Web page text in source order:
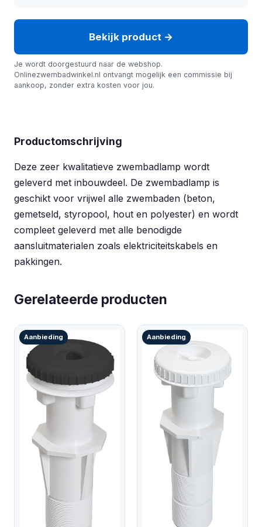
Bekijk product →
Je wordt doorgestuurd naar de webshop.
Onlinezwembadwinkel.nl ontvangt mogelijk een commissie bij
aankoop, zonder extra kosten voor jou.
Productomschrijving
Deze zeer kwalitatieve zwembadlamp wordt
geleverd met inbouwdeel. De zwembadlamp is
geschikt voor vrijwel alle zwembaden (beton,
gemetseld, styropool, hout en polyester) en wordt
compleet geleverd met alle benodigde
aansluitmaterialen zoals elektriciteitskabels en
pakkingen.
Gerelateerde producten
Aanbieding Aanbieding